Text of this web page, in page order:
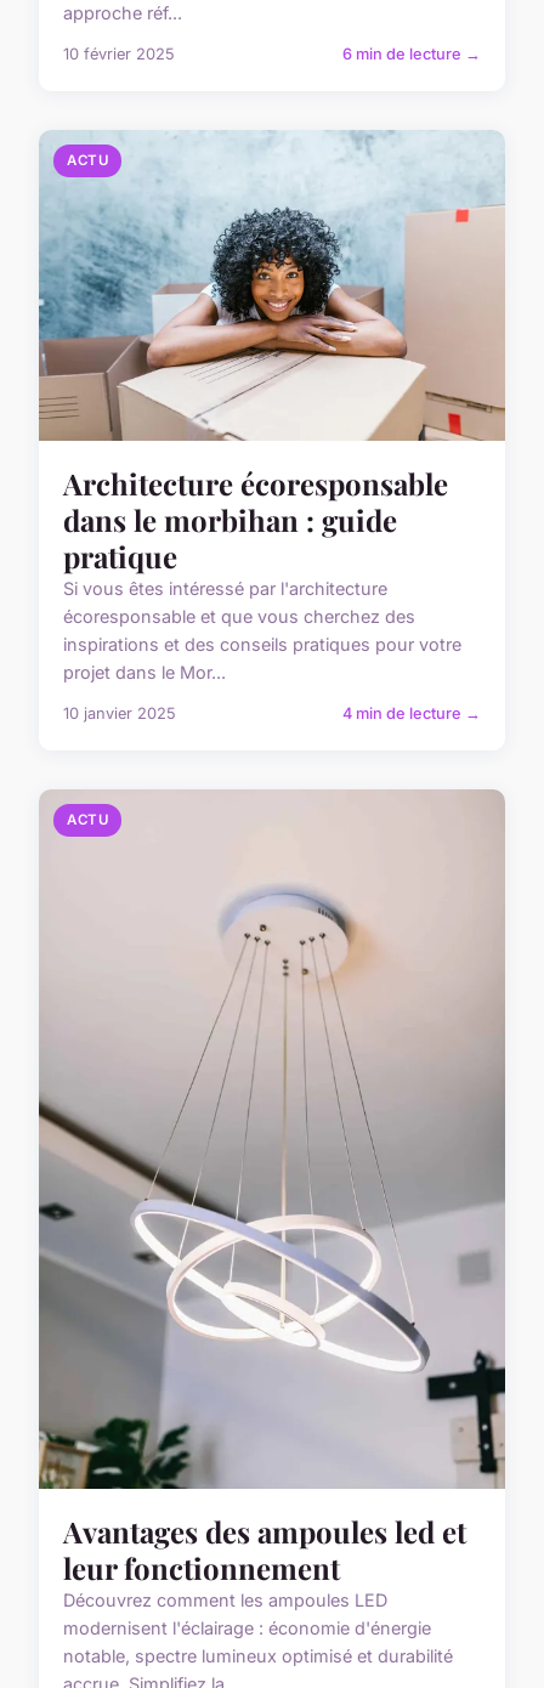
approche réf...
10 février 2025 6 min de lecture →
ACTU
Architecture écoresponsable
dans le morbihan : guide
pratique
Si vous êtes intéressé par l'architecture
écoresponsable et que vous cherchez des
inspirations et des conseils pratiques pour votre
projet dans le Mor...
10 janvier 2025 4 min de lecture →
ACTU
Avantages des ampoules led et
leur fonctionnement
Découvrez comment les ampoules LED
modernisent l'éclairage : économie d'énergie
notable, spectre lumineux optimisé et durabilité
accrue. Simplifiez la...